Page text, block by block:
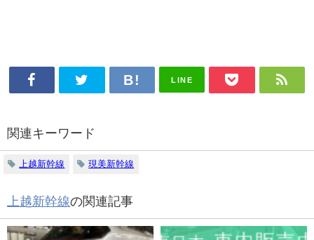
LINE
関連キーワード
上越新幹線 現美新幹線
上越新幹線の関連記事